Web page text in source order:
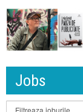
Jobs